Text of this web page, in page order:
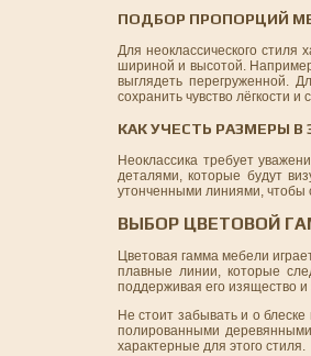
ПОДБОР ПРОПОРЦИЙ
Для неоклассического
шириной и высотой.
выглядеть перегруженной.
сохранить чувство лёгкости и
КАК УЧЕСТЬ РАЗМЕРЫ
Неоклассика требует
деталями, которые будут
утонченными линиями, чтобы
ВЫБОР ЦВЕТОВОЙ
Цветовая гамма мебели
плавные линии, которые
поддерживая его изящество и
Не стоит забывать и о
полированными
характерные для этого стиля.